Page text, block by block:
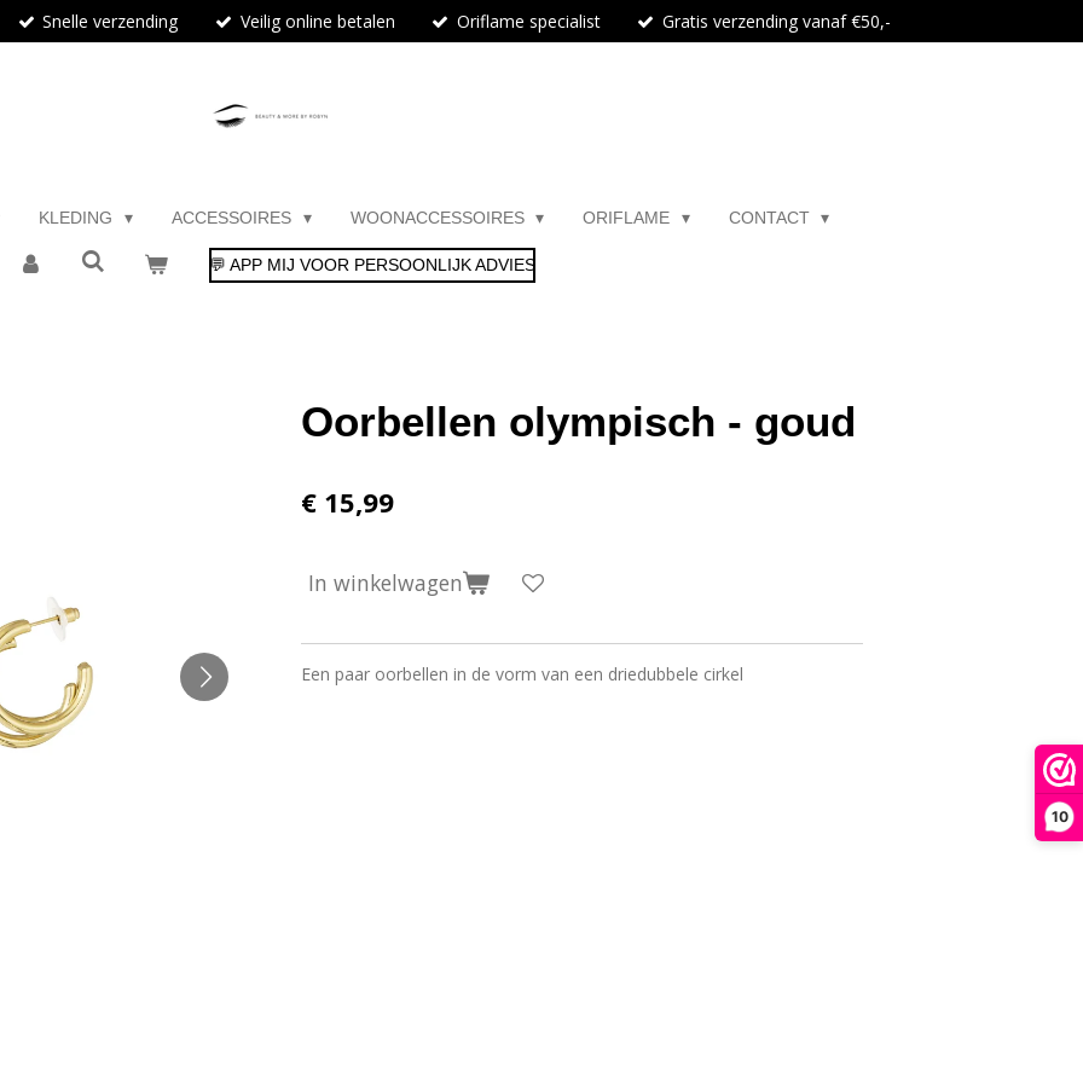
10
Snelle verzending Veilig online betalen Oriflame specialist Gratis verzending vanaf €50,-
KLEDING ACCESSOIRES WOONACCESSOIRES ORIFLAME CONTACT
💬 APP MIJ VOOR PERSOONLIJK ADVIES
Oorbellen olympisch - goud
€ 15,99
In winkelwagen
Een paar oorbellen in de vorm van een driedubbele cirkel